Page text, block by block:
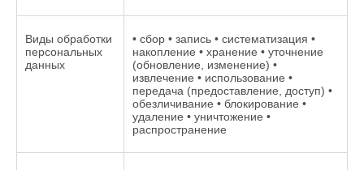
Виды обработки
персональных
данных
• сбор • запись • систематизация •
накопление • хранение • уточнение
(обновление, изменение) •
извлечение • использование •
передача (предоставление, доступ) •
обезличивание • блокирование •
удаление • уничтожение •
распространение